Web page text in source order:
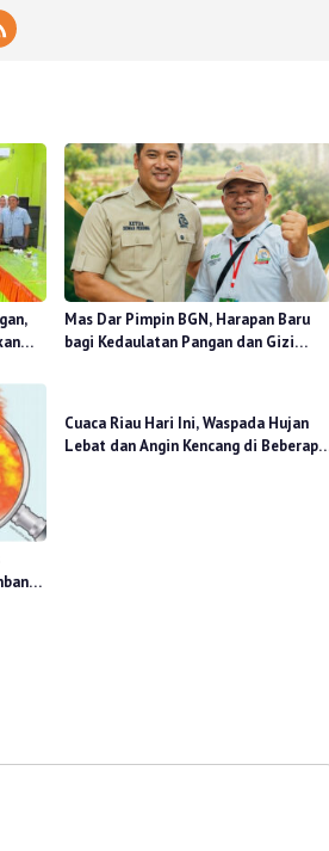
Mas Dar Pimpin BGN, Harapan Baru
bagi Kedaulatan Pangan dan Gizi
Cuaca Riau Hari Ini, Waspada Hujan
Lebat dan Angin Kencang di Beberapa